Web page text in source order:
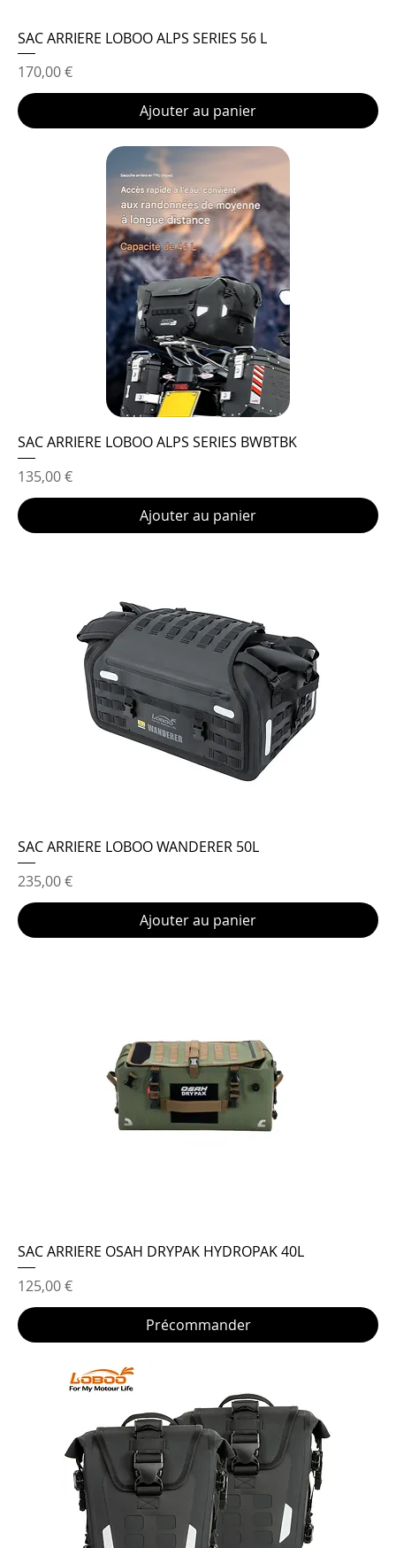
SAC ARRIERE LOBOO ALPS SERIES 56 L
Prix
170,00 €
Ajouter au panier
SAC ARRIERE LOBOO ALPS SERIES BWBTBK
Prix
135,00 €
Ajouter au panier
SAC ARRIERE LOBOO WANDERER 50L
Prix
235,00 €
Ajouter au panier
SAC ARRIERE OSAH DRYPAK HYDROPAK 40L
Prix
125,00 €
Précommander